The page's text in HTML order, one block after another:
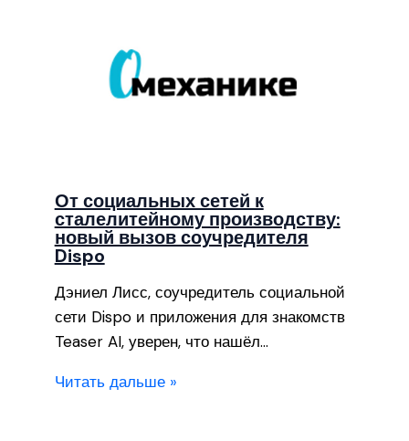
От социальных сетей к
сталелитейному производству:
новый вызов соучредителя
Dispo
Дэниел Лисс, соучредитель социальной
сети Dispo и приложения для знакомств
Teaser AI, уверен, что нашёл…
Читать дальше »